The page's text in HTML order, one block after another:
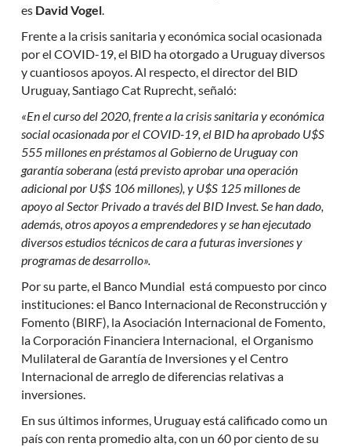
es David Vogel
Frente a la crisis sanitaria y económica social ocasionada
por el COVID-19, el BID ha otorgado a Uruguay diversos
y cuantiosos apoyos. Al respecto, el director del BID
Uruguay, Santiago Cat Ruprecht, señaló:
«En el curso del 2020, frente a la crisis sanitaria y económica
social ocasionada por el COVID-19, el BID ha aprobado U$S
555 millones en préstamos al Gobierno de Uruguay con
garantía soberana (está previsto aprobar una operación
adicional por U$S 106 millones), y U$S 125 millones de
apoyo al Sector Privado a través del BID Invest. Se han dado,
además, otros apoyos a emprendedores y se han ejecutado
diversos estudios técnicos de cara a futuras inversiones y
programas de desarrollo».
Por su parte, el Banco Mundial está compuesto por cinco
instituciones: el Banco Internacional de Reconstrucción y
Fomento (BIRF), la Asociación Internacional de Fomento,
la Corporación Financiera Internacional, el Organismo
Mulilateral de Garantía de Inversiones y el Centro
Internacional de arreglo de diferencias relativas a
inversiones.
En sus últimos informes, Uruguay está calificado como un
país con renta promedio alta, con un 60 por ciento de su